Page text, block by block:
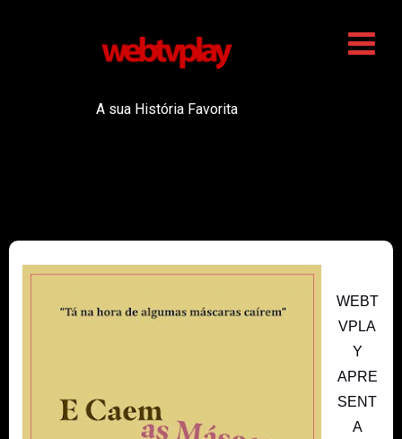
A sua História Favorita
WEBT
VPLA
Y
APRE
SENT
A